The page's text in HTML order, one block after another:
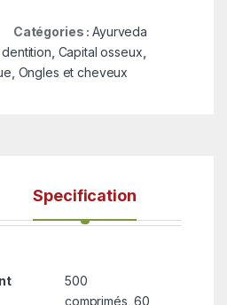
Catégories :Ayurveda
Capital osseux
Ongles et cheveux
Specification
500
comprimés, 60